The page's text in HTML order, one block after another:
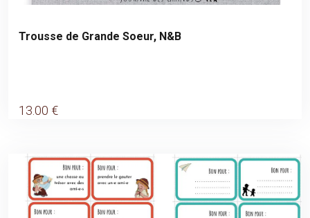
Trousse de Grande Soeur, N&B
13.00 €